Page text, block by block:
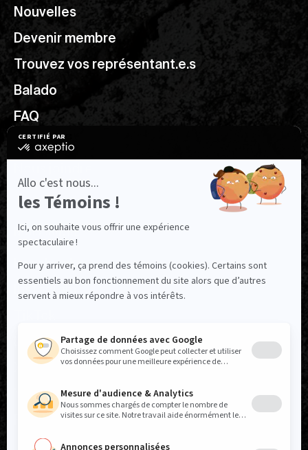
Nouvelles
Devenir membre
Trouvez vos représentant.e.s
Balado
FAQ
Ressources utiles
NOUS SUIVRE
Facebook
Instagram
LinkedIn
YouTube
Politique réseaux sociaux